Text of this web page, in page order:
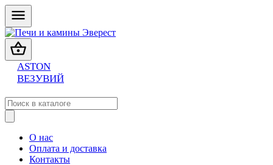
ASTON
ВЕЗУВИЙ
О нас
Оплата и доставка
Контакты